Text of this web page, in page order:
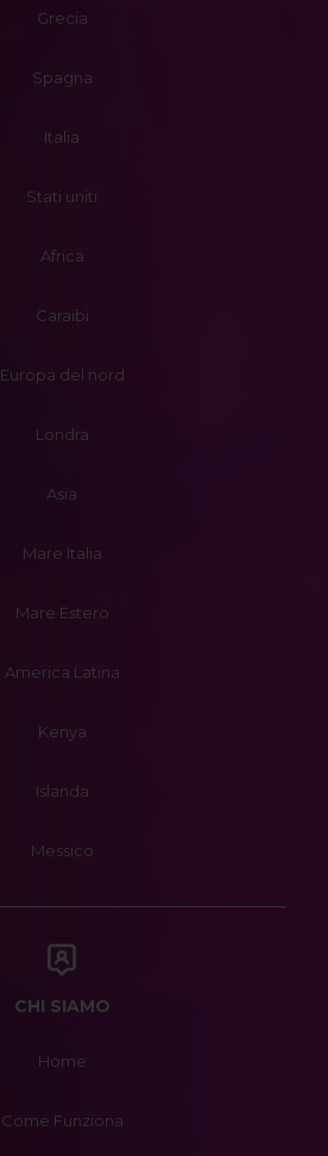
Grecia
Spagna
Italia
Stati uniti
Africa
Caraibi
Europa del nord
Londra
Asia
Mare Italia
Mare Estero
America Latina
Kenya
Islanda
Messico
CHI SIAMO
Home
Come Funziona